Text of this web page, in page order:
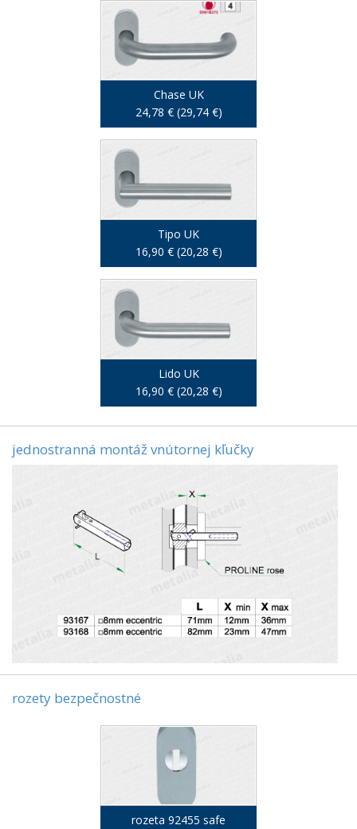
Chase UK
24,78 € (29,74 €)
Tipo UK
16,90 € (20,28 €)
Lido UK
16,90 € (20,28 €)
jednostranná montáž vnútornej kľučky
rozety bezpečnostné
rozeta 92455 safe